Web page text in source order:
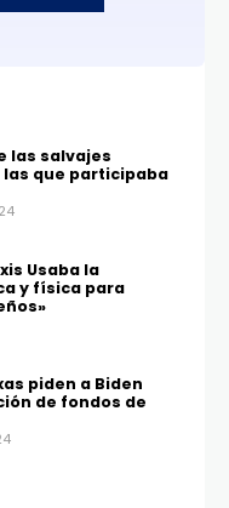
las salvajes
que participaba
Usaba la
y física para
piden a Biden
de fondos de